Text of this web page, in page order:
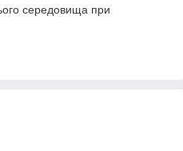
середовища при